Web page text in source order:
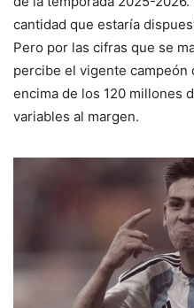
cantidad que estaría
Pero por las cifras que se
percibe el vigente campeón
encima de los 120 millones
variables al margen.